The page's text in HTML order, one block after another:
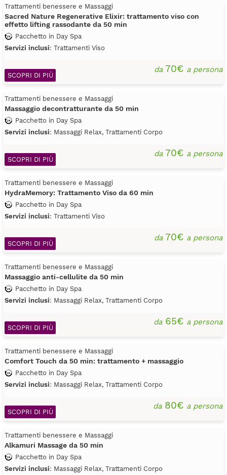
Trattamenti benessere e Massaggi
Sacred Nature Regenerative Elixir: trattamento viso con
effetto lifting rassodante da 50 min
Pacchetto in Day Spa
Servizi inclusi: Trattamenti Viso
da70€ a persona
SCOPRI DI PIÙ
Trattamenti benessere e Massaggi
Massaggio decontratturante da 50 min
Pacchetto in Day Spa
Servizi inclusi: Massaggi Relax, Trattamenti Corpo
da70€ a persona
SCOPRI DI PIÙ
Trattamenti benessere e Massaggi
HydraMemory: Trattamento Viso da 60 min
Pacchetto in Day Spa
Servizi inclusi: Trattamenti Viso
da70€ a persona
SCOPRI DI PIÙ
Trattamenti benessere e Massaggi
Massaggio anti-cellulite da 50 min
Pacchetto in Day Spa
Servizi inclusi: Massaggi Relax, Trattamenti Corpo
da65€ a persona
SCOPRI DI PIÙ
Trattamenti benessere e Massaggi
Comfort Touch da 50 min: trattamento + massaggio
Pacchetto in Day Spa
Servizi inclusi: Massaggi Relax, Trattamenti Corpo
da80€ a persona
SCOPRI DI PIÙ
Trattamenti benessere e Massaggi
Alkamuri Massage da 50 min
Pacchetto in Day Spa
Servizi inclusi: Massaggi Relax, Trattamenti Corpo